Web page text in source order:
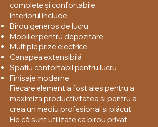
complete și confortabile.
Interiorul include:
Birou generos de lucru
Mobilier pentru depozitare
Multiple prize electrice
Canapea extensibilă
Spațiu confortabil pentru lucru
Finisaje moderne
Fiecare element a fost ales pentru a
maximiza productivitatea și pentru a
crea un mediu profesional și plăcut.
Fie că sunt utilizate ca birou privat,